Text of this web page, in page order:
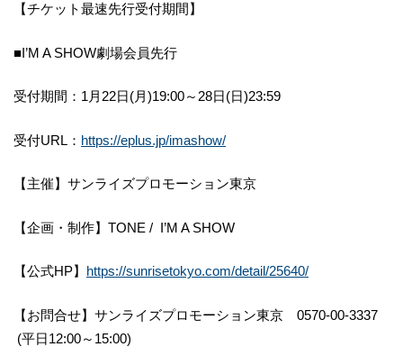
【チケット最速先行受付期間】
■I’M A SHOW劇場会員先行
受付期間：1月22日(月)19:00～28日(日)23:59
受付URL： https://eplus.jp/imashow/
【主催】サンライズプロモーション東京
【企画・制作】TONE / I’M A SHOW
【公式HP】 https://sunrisetokyo.com/detail/25640/
【お問合せ】サンライズプロモーション東京 0570-00-3337
(平日12:00～15:00)